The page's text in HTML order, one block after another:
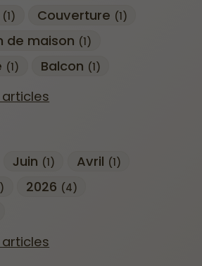
(1) Couverture (1)
de maison (1)
(1) Balcon (1)
Juin (1) Avril (1)
2026 (4)